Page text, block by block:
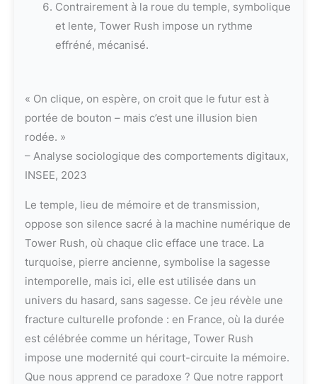
Contrairement à la roue du temple, symbolique
et lente, Tower Rush impose un rythme
effréné, mécanisé.
« On clique, on espère, on croit que le futur est à
portée de bouton – mais c’est une illusion bien
rodée. »
– Analyse sociologique des comportements digitaux,
INSEE, 2023
Le temple, lieu de mémoire et de transmission,
oppose son silence sacré à la machine numérique de
Tower Rush, où chaque clic efface une trace. La
turquoise, pierre ancienne, symbolise la sagesse
intemporelle, mais ici, elle est utilisée dans un
univers du hasard, sans sagesse. Ce jeu révèle une
fracture culturelle profonde : en France, où la durée
est célébrée comme un héritage, Tower Rush
impose une modernité qui court-circuite la mémoire.
Que nous apprend ce paradoxe ? Que notre rapport